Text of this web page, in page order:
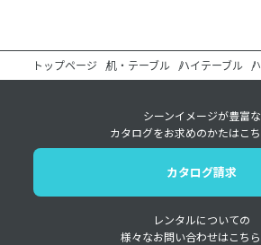
トップページ 机・テーブル ハイテーブル
シーンイメージが豊富な
カタログをお求めのかたはこ
カタログ請求
レンタルについての
様々なお問い合わせはこち